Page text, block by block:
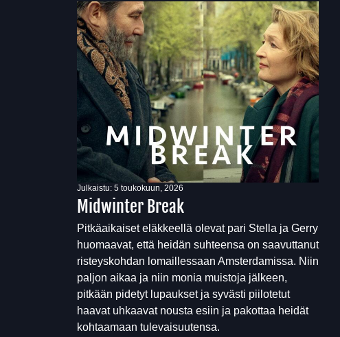
Julkaistu: 5 toukokuun, 2026
Midwinter Break
Pitkäaikaiset eläkkeellä olevat pari Stella ja Gerry
huomaavat, että heidän suhteensa on saavuttanut
risteyskohdan lomaillessaan Amsterdamissa. Niin
paljon aikaa ja niin monia muistoja jälkeen,
pitkään pidetyt lupaukset ja syvästi piilotetut
haavat uhkaavat nousta esiin ja pakottaa heidät
kohtaamaan tulevaisuutensa.